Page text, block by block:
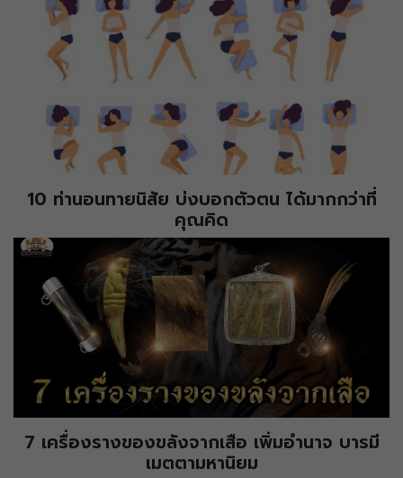
10 ท่านอนทายนิสัย บ่งบอกตัวตน ได้มากกว่าที่
คุณคิด
7 เครื่องรางของขลังจากเสือ เพิ่มอำนาจ บารมี
เมตตามหานิยม